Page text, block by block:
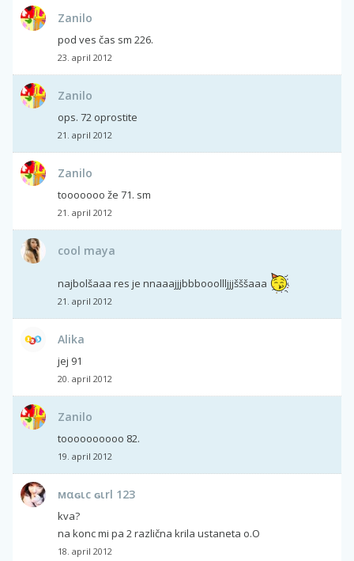
Zanilo
pod ves čas sm 226.
23. april 2012
Zanilo
ops. 72 oprostite
21. april 2012
Zanilo
tooooooo že 71. sm
21. april 2012
cool maya
najbolšaaa res je nnaaajjjbbbooollljjjšššaaa
21. april 2012
Alika
jej 91
20. april 2012
Zanilo
toooooooooo 82.
19. april 2012
мαɢιc ɢιrl 12З
kva?
na konc mi pa 2 različna krila ustaneta o.O
18. april 2012